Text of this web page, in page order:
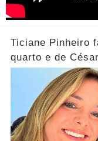
Ticiane Pinheiro
quarto e de